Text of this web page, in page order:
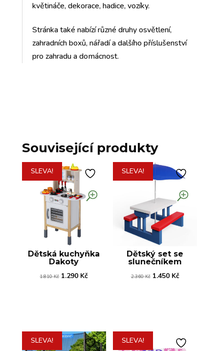
květináče, dekorace, hadice, vozíky.
Stránka také nabízí různé druhy osvětlení,
zahradních boxů, nářadí a dalšího příslušenství
pro zahradu a domácnost.
Související produkty
SLEVA!
Dětská kuchyňka
Dakoty
1.810Kč Původní
1.290 KčAktuální
SLEVA!
Dětský set se
slunečníkem
2.360Kč Původní
1.450 KčAktuální
SLEVA! SLEVA!